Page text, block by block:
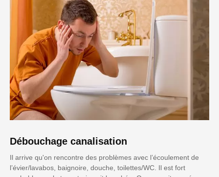
Débouchage canalisation
Il arrive qu'on rencontre des problèmes avec l’écoulement de
l’évier/lavabos, baignoire, douche, toilettes/WC. Il est fort